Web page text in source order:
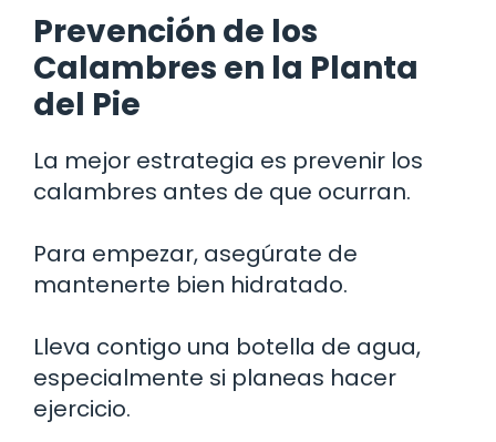
Prevención de los
Calambres en la Planta
del Pie
La mejor estrategia es prevenir los
calambres antes de que ocurran.
Para empezar, asegúrate de
mantenerte bien hidratado.
Lleva contigo una botella de agua,
especialmente si planeas hacer
ejercicio.